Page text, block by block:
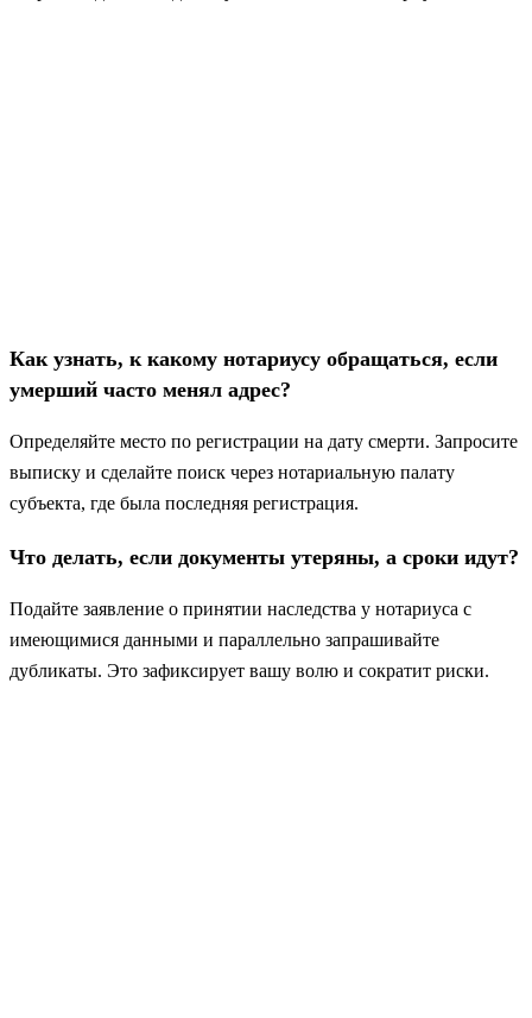
Как узнать, к какому нотариусу обращаться, если
умерший часто менял адрес?
Определяйте место по регистрации на дату смерти. Запросите
выписку и сделайте поиск через нотариальную палату
субъекта, где была последняя регистрация.
Что делать, если документы утеряны, а сроки идут?
Подайте заявление о принятии наследства у нотариуса с
имеющимися данными и параллельно запрашивайте
дубликаты. Это зафиксирует вашу волю и сократит риски.